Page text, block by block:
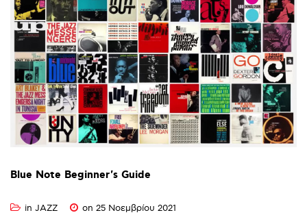
Blue Note Beginner's Guide
in JAZZ on 25 Νοεμβρίου 2021